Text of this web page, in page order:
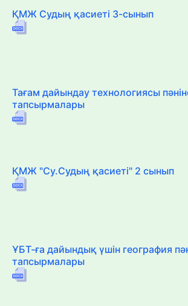
ҚМЖ Судың қасиеті 3-сынып
Тағам дайындау технологиясы
тапсырмалары
ҚМЖ "Су.Судың қасиеті" 2 сынып
ҰБТ-ға дайындық үшін география
тапсырмалары